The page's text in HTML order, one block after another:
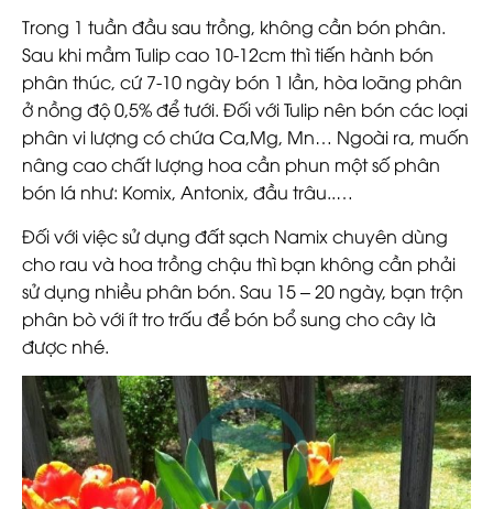
Trong 1 tuần đầu sau trồng, không cần bón phân.
Sau khi mầm Tulip cao 10-12cm thì tiến hành bón
phân thúc, cứ 7-10 ngày bón 1 lần, hòa loãng phân
ở nồng độ 0,5% để tưới. Đối với Tulip nên bón các loại
phân vi lượng có chứa Ca,Mg, Mn… Ngoài ra, muốn
nâng cao chất lượng hoa cần phun một số phân
bón lá như: Komix, Antonix, đầu trâu..…
Đối với việc sử dụng đất sạch Namix chuyên dùng
cho rau và hoa trồng chậu thì bạn không cần phải
sử dụng nhiều phân bón. Sau 15 – 20 ngày, bạn trộn
phân bò với ít tro trấu để bón bổ sung cho cây là
được nhé.